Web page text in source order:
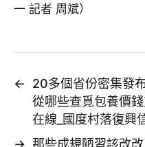
一 記者 周斌）
←
20多個省份密集發
從哪些查覓包養價
在線_國度村落復興